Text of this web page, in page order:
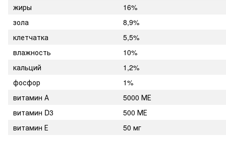
жиры
16%
зола
8,9%
клетчатка
5,5%
влажность
10%
кальций
1,2%
фосфор
1%
витамин А
5000 МЕ
витамин D3
500 МЕ
витамин Е
50 мг